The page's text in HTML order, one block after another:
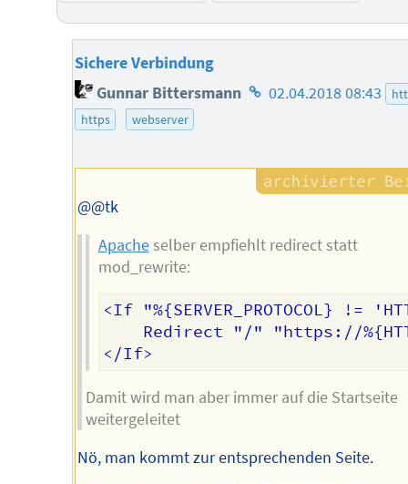
Sichere Verbindung
Gunnar Bittersmann Homepage
02.04.2018 08:43
https
webserver
@@tk
Apacheselber empfiehlt redirect statt
mod_rewrite:
<If "%{SERVER_PROTOCOL} !=
Redirect "/" "https://
Damit wird man aber immer auf die Startseite
weitergeleitet
Nö, man kommt zur entsprechenden Seite.